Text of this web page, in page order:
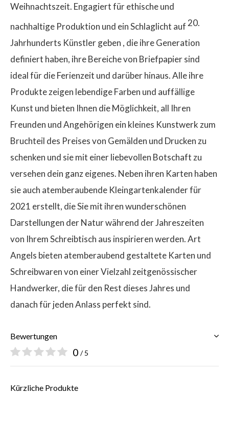
Weihnachtszeit. Engagiert für ethische und
nachhaltige Produktion und ein Schlaglicht auf20.
Jahrhunderts Künstler geben , die ihre Generation
definiert haben, ihre Bereiche von Briefpapier sind
ideal für die Ferienzeit und darüber hinaus. Alle ihre
Produkte zeigen lebendige Farben und auffällige
Kunst und bieten Ihnen die Möglichkeit, all Ihren
Freunden und Angehörigen ein kleines Kunstwerk zum
Bruchteil des Preises von Gemälden und Drucken zu
schenken und sie mit einer liebevollen Botschaft zu
versehen dein ganz eigenes. Neben ihren Karten haben
sie auch atemberaubende Kleingartenkalender für
2021 erstellt, die Sie mit ihren wunderschönen
Darstellungen der Natur während der Jahreszeiten
von Ihrem Schreibtisch aus inspirieren werden. Art
Angels bieten atemberaubend gestaltete Karten und
Schreibwaren von einer Vielzahl zeitgenössischer
Handwerker, die für den Rest dieses Jahres und
danach für jeden Anlass perfekt sind.
Bewertungen
0 / 5
Kürzliche Produkte